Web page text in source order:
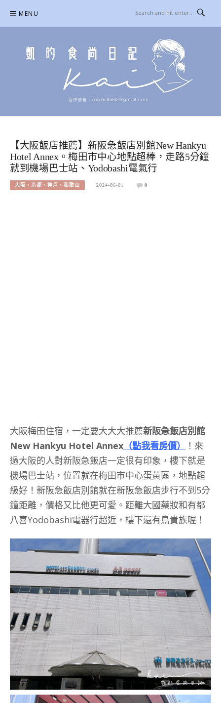
content
MENU
【大阪飯店推薦】新阪急飯店別館New Hankyu
Hotel Annex。梅田市中心地點超棒，走路5分鐘
就到機場巴士站、Yodobashi電氣行
大阪、京都、神戶、和歌山 2024-06-01 0
大阪梅田住宿，一定要大大大推薦新阪急飯店別館
New Hankyu Hotel Annex （點我看房價）
！來
過大阪的人對新阪急飯店一定很有印象，樓下就是
機場巴士站，位置就在梅田市中心蛋黃區，地點超
級好！新阪急飯店別館就在新阪急飯店步行不到5分
鐘距離，價格又比他更可愛。距離大國藥妝和有都
八喜Yodobashi電器行超近，樓下還有鳥貴族喔！